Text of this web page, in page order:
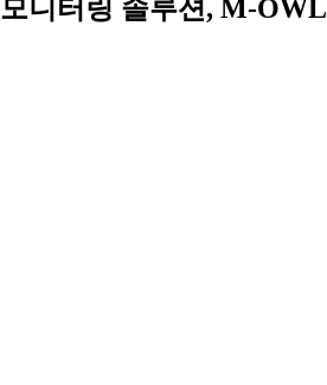
모니터링 솔루션, M-OWL